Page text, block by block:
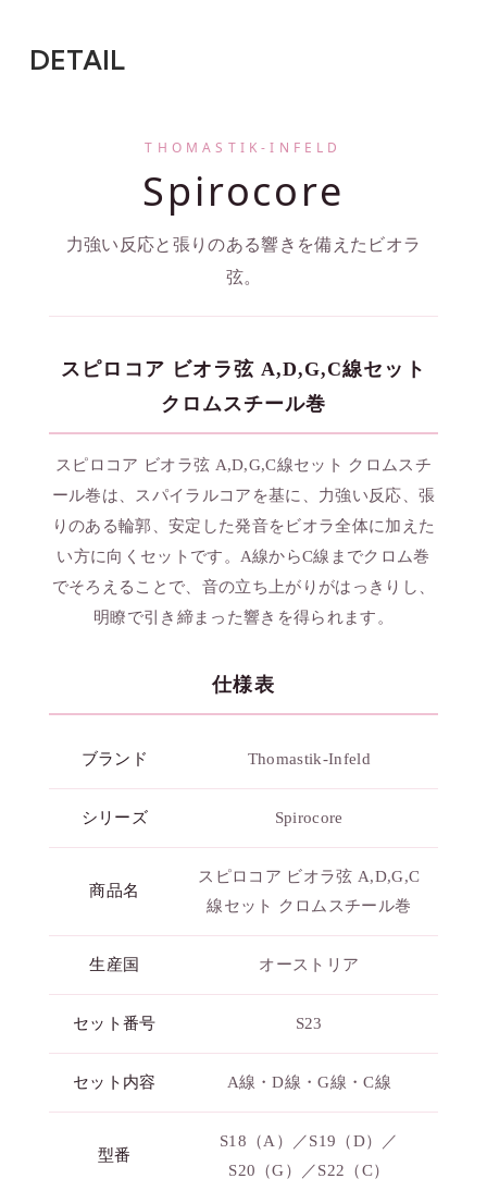
DETAIL
THOMASTIK-INFELD
Spirocore
力強い反応と張りのある響きを備えたビオラ
弦。
スピロコア ビオラ弦 A,D,G,C線セット
クロムスチール巻
スピロコア ビオラ弦 A,D,G,C線セット クロムスチ
ール巻は、スパイラルコアを基に、力強い反応、張
りのある輪郭、安定した発音をビオラ全体に加えた
い方に向くセットです。A線からC線までクロム巻
でそろえることで、音の立ち上がりがはっきりし、
明瞭で引き締まった響きを得られます。
仕様表
ブランド Thomastik-Infeld
シリーズ Spirocore
商品名
スピロコア ビオラ弦 A,D,G,C
線セット クロムスチール巻
生産国 オーストリア
セット番号 S23
セット内容 A線・D線・G線・C線
型番
S18（A）／S19（D）／
S20（G）／S22（C）